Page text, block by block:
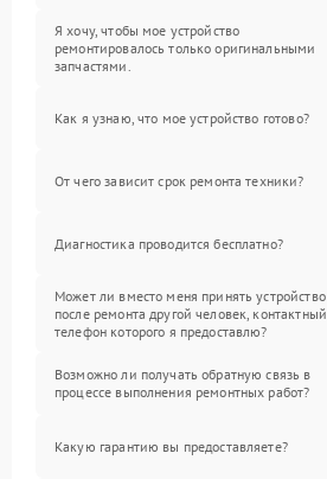
Я хочу, чтобы мое устройство
ремонтировалось только оригинальными
запчастями.
Как я узнаю, что мое устройство готово?
От чего зависит срок ремонта техники?
Диагностика проводится бесплатно?
Может ли вместо меня принять устройство
после ремонта другой человек, контактный
телефон которого я предоставлю?
Возможно ли получать обратную связь в
процессе выполнения ремонтных работ?
Какую гарантию вы предоставляете?